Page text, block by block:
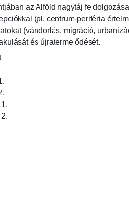
az Alföld nagytáj
(pl. centrum-periféria
(vándorlás, migráció,
és újratermelődését.